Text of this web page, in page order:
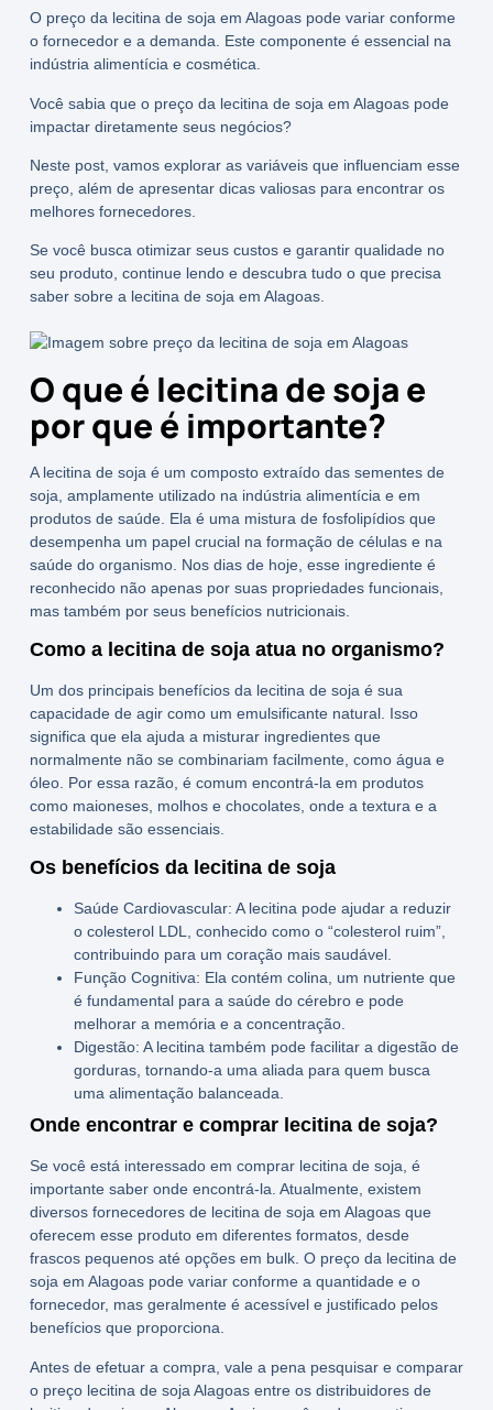
O preço da lecitina de soja em Alagoas pode variar conforme
o fornecedor e a demanda. Este componente é essencial na
indústria alimentícia e cosmética.
Você sabia que o preço da lecitina de soja em Alagoas pode
impactar diretamente seus negócios?
Neste post, vamos explorar as variáveis que influenciam esse
preço, além de apresentar dicas valiosas para encontrar os
melhores fornecedores.
Se você busca otimizar seus custos e garantir qualidade no
seu produto, continue lendo e descubra tudo o que precisa
saber sobre a lecitina de soja em Alagoas.
O que é lecitina de soja e
por que é importante?
A lecitina de soja é um composto extraído das sementes de
soja, amplamente utilizado na indústria alimentícia e em
produtos de saúde. Ela é uma mistura de fosfolipídios que
desempenha um papel crucial na formação de células e na
saúde do organismo. Nos dias de hoje, esse ingrediente é
reconhecido não apenas por suas propriedades funcionais,
mas também por seus benefíciosnutricionais.
Como a lecitina de soja atua no organismo?
Um dos principais benefíciosda lecitina de soja é sua
capacidade de agir como um emulsificante natural. Isso
significa que ela ajuda a misturar ingredientes que
normalmente não se combinariam facilmente, como água e
óleo. Por essa razão, é comum encontrá-la em produtos
como maioneses, molhos e chocolates, onde a textura e a
estabilidade são essenciais.
Os benefícios da lecitina de soja
Saúde Cardiovascular: A lecitina pode ajudar a reduzir
o colesterol LDL, conhecido como o “colesterol ruim”,
contribuindo para um coração mais saudável.
Função Cognitiva: Ela contém colina, um nutriente que
é fundamental para a saúde do cérebro e pode
melhorar a memória e a concentração.
Digestão: A lecitina também pode facilitar a digestão de
gorduras, tornando-a uma aliada para quem busca
uma alimentação balanceada.
Onde encontrar e comprar lecitina de soja?
Se você está interessado em comprar lecitina de soja, é
importante saber onde encontrá-la. Atualmente, existem
diversos fornecedores de lecitina de soja em Alagoasque
oferecem esse produto em diferentes formatos, desde
frascos pequenos até opções em bulk. O preço da lecitina de
soja em Alagoaspode variar conforme a quantidade e o
fornecedor, mas geralmente é acessível e justificado pelos
benefícios que proporciona.
Antes de efetuar a compra, vale a pena pesquisar e comparar
o preço lecitina de soja Alagoasentre os distribuidores de